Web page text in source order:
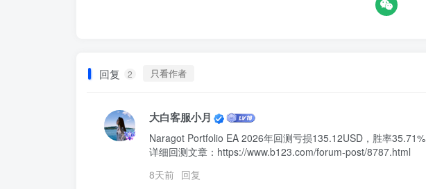
回复 2 只看作者
大白客服小月
Naragot Portfolio EA 2026年回测亏损135.12USD，胜率35.71%
详细回测文章：https://www.b123.com/forum-post/8787.html
8天前 回复